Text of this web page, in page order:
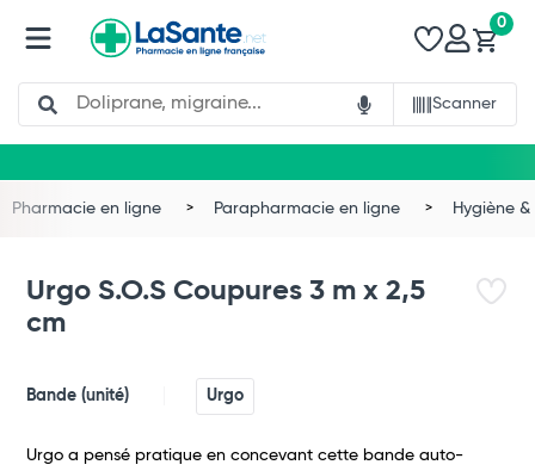
Search
Scanner
0
Pharmacie en ligne Parapharmacie en ligne Hygiène
Urgo S.O.S Coupures 3 m x 2,5
cm
Bande (unité) Urgo
Urgo a pensé pratique en concevant cette bande auto-